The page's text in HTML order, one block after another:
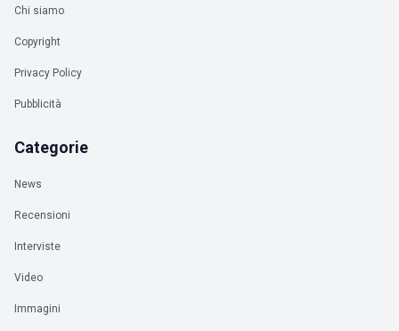
Chi siamo
Copyright
Privacy Policy
Pubblicità
Categorie
News
Recensioni
Interviste
Video
Immagini